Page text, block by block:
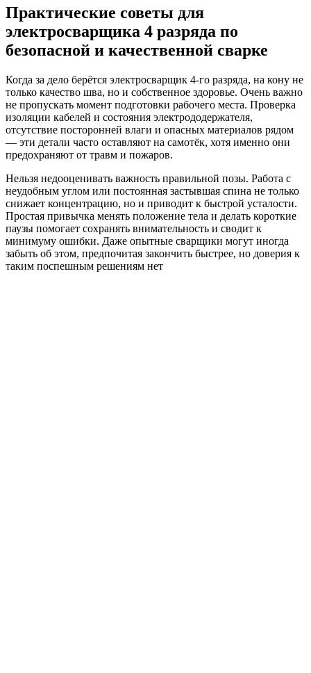
Практические советы для
электросварщика 4 разряда по
безопасной и качественной сварке
Когда за дело берётся электросварщик 4-го разряда, на кону не
только качество шва, но и собственное здоровье. Очень важно
не пропускать момент подготовки рабочего места. Проверка
изоляции кабелей и состояния электрододержателя,
отсутствие посторонней влаги и опасных материалов рядом
— эти детали часто оставляют на самотёк, хотя именно они
предохраняют от травм и пожаров.
Нельзя недооценивать важность правильной позы. Работа с
неудобным углом или постоянная застывшая спина не только
снижает концентрацию, но и приводит к быстрой усталости.
Простая привычка менять положение тела и делать короткие
паузы помогает сохранять внимательность и сводит к
минимуму ошибки. Даже опытные сварщики могут иногда
забыть об этом, предпочитая закончить быстрее, но доверия к
таким поспешным решениям нет